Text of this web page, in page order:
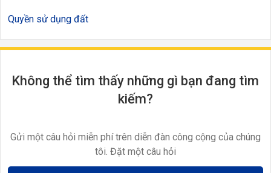
Quyền sử dụng đất
Không thể tìm thấy những gì bạn đang tìm
kiếm?
Gửi một câu hỏi miễn phí trên diễn đàn công cộng của chúng
tôi. Đặt một câu hỏi